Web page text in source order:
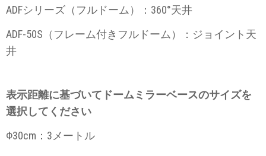
ADFシリーズ（フルドーム）：360°天井
ADF-50S（フレーム付きフルドーム）：ジョイント天
井
表示距離に基づいてドームミラーベースのサイズを
選択してください
Φ30cm：3メートル